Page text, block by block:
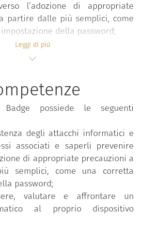
l’adozione di appropriate
partire dalle più semplici, come
della password;
saper riconoscere, valutare e
attacco informatico al proprio
i dispositivi”
è parte del
“Competenze digitali per la
le competenze digitali
dipendenti pubblici al fine di
complessiva al
all’innovazione nella pubblica
Il programma è messo a
dal Dipartimento della
della Presidenza del Consiglio dei
Leggi di più
possiede le seguenti
degli attacchi informatici e
associati e saperli prevenire
di appropriate precauzioni a
semplici, come una corretta
password;
valutare e affrontare un
al proprio dispositivo